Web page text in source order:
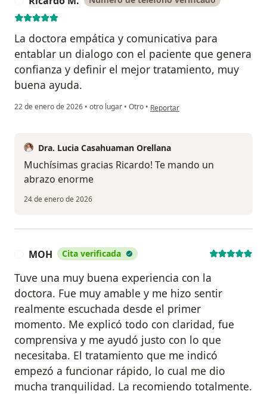
La doctora empática y comunicativa para
entablar un dialogo con el paciente que genera
confianza y definir el mejor tratamiento, muy
buena ayuda.
22 de enero de 2026 • otro lugar • Otro • en opinión del usuario Ricardo M.
Reportar
Dra. Lucia Casahuaman Orellana
Muchísimas gracias Ricardo! Te mando un
abrazo enorme
24 de enero de 2026
MOH Cita verificada
Tuve una muy buena experiencia con la
doctora. Fue muy amable y me hizo sentir
realmente escuchada desde el primer
momento. Me explicó todo con claridad, fue
comprensiva y me ayudó justo con lo que
necesitaba. El tratamiento que me indicó
empezó a funcionar rápido, lo cual me dio
mucha tranquilidad. La recomiendo totalmente.